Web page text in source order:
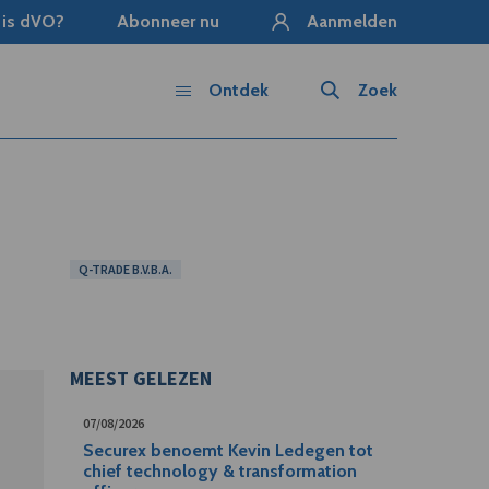
dVO? Abonneer nu Aanmelden
Zoek
Ontdek
Q-TRADE B.V.B.A.
MEEST GELEZEN
07/08/2026
Securex benoemt Kevin Ledegen tot
chief technology & transformation